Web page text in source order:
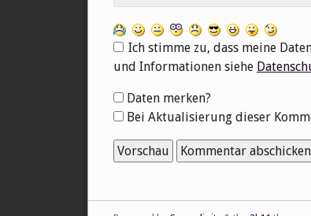
Ich stimme zu, dass meine
und Informationen siehe
Formular-
Optionen
Daten merken?
Bei Aktualisierung dieser